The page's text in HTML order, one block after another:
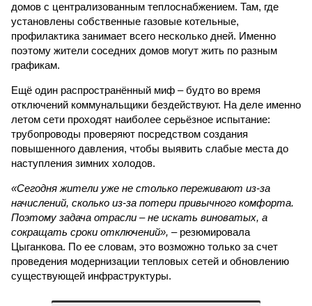
домов с централизованным теплоснабжением. Там, где
установлены собственные газовые котельные,
профилактика занимает всего несколько дней. Именно
поэтому жители соседних домов могут жить по разным
графикам.
Ещё один распространённый миф – будто во время
отключений коммунальщики бездействуют. На деле именно
летом сети проходят наиболее серьёзное испытание:
трубопроводы проверяют посредством создания
повышенного давления, чтобы выявить слабые места до
наступления зимних холодов.
«Сегодня жители уже не столько переживают из-за
начислений, сколько из-за потери привычного комфорта.
Поэтому задача отрасли – не искать виноватых, а
сокращать сроки отключений», – резюмировала
Цыганкова. По ее словам, это возможно только за счет
проведения модернизации тепловых сетей и обновлению
существующей инфраструктуры.